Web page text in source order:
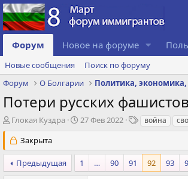
Форум Новое на форуме
Новые сообщения
Поиск по форуму
Форум
О Болгарии Политика, экономика,
Потери русских
А
т
о
р
т
Глокая Куздра
Д
а
с
о
27 Фев 2022
Т
е
и
война сво
Закрыта
Предыдущая 1 … 90 91 92 93